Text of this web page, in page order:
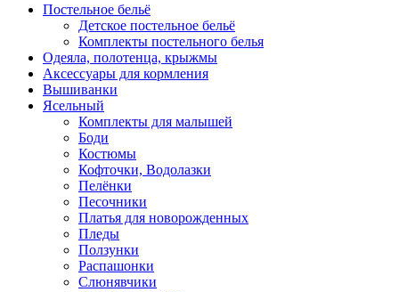
Постельное бельё
Детское постельное бельё
Комплекты постельного белья
Одеяла, полотенца, крыжмы
Аксессуары для кормления
Вышиванки
Ясельный
Комплекты для малышей
Боди
Костюмы
Кофточки, Водолазки
Пелёнки
Песочники
Платья для новорожденных
Пледы
Ползунки
Распашонки
Слюнявчики